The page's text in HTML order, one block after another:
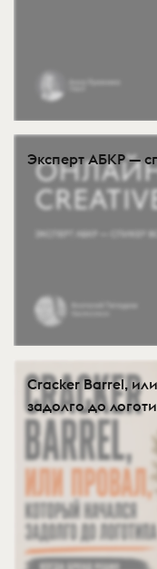
Эксперт АБКР —
Cracker Barrel,
задолго до